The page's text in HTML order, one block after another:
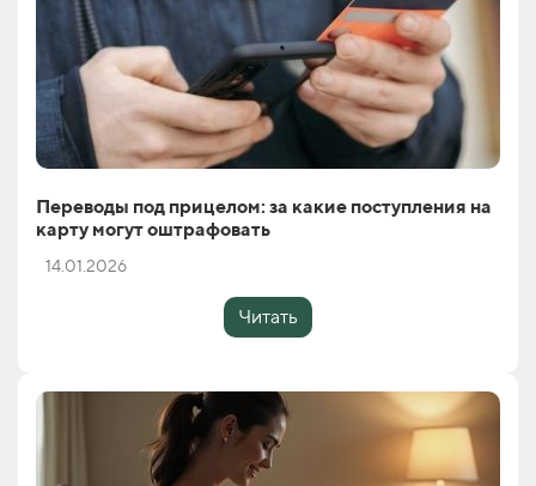
Переводы под прицелом: за какие поступления на
карту могут оштрафовать
14.01.2026
Читать